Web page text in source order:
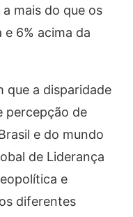
a mais do que os
e 6% acima da
que a disparidade
percepção de
e do mundo
de Liderança
e
diferentes